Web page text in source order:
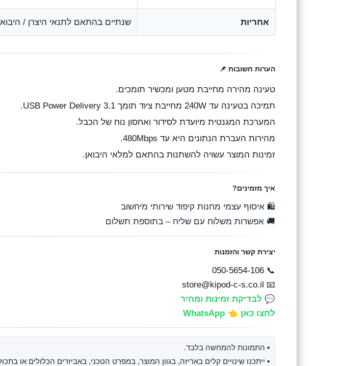
אחריות שנתיים בהתאם לתנאי היצרן /
הערות חשובות 📌
טעינה מהירה מחייבת מטען ומכשיר תומכים.
תמיכה בטעינה עד 240W מחייבת ציוד תומך USB Power Delivery 3.1.
המערכת המגנטית מיועדת לסידור ואחסון נוח של הכבל.
מהירות העברת הנתונים היא עד 480Mbps.
זמינות המוצר עשויה להשתנות בהתאם למלאי היבואן.
איך מזמינים?
🛍️ איסוף עצמי מחנות קיפוד שירותי מיחשוב
🚚 אפשרות משלוח עם שליח – בתוספת תשלום
יצירת קשר והזמנות
📞 050-5654-106
📧 store@kipod-c-s.co.il
💬 לבדיקת זמינות ומחיר
לחצו כאן 👈 WhatsApp
▪︎ התמונות להמחשה בלבד.
▪︎ ייתכנו שינויים קלים באריזה, בגוון המוצר, במפרט הטכני, באביזרים הכלולים או